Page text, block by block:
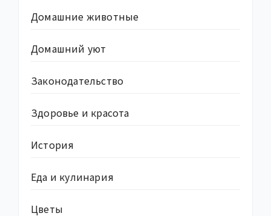
Домашние животные
Домашний уют
Законодательство
Здоровье и красота
История
Еда и кулинария
Цветы